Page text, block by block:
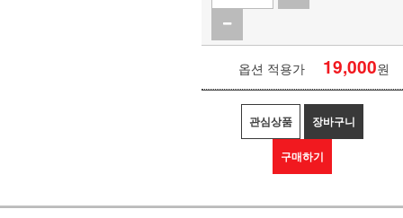
옵션 적용가 19,000원
관심상품 장바구니
구매하기